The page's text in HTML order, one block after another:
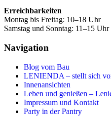
Erreichbarkeiten
Montag bis Freitag: 10–18 Uhr
Samstag und Sonntag: 11–15 Uhr
Navigation
Blog vom Bau
LENIENDA – stellt sich
Innenansichten
Leben und genießen –
Impressum und Kontakt
Party in der Pantry